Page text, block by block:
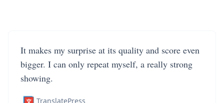
It makes my surprise at its quality and score even
bigger. I can only repeat myself, a really strong
showing.
TranslatePress